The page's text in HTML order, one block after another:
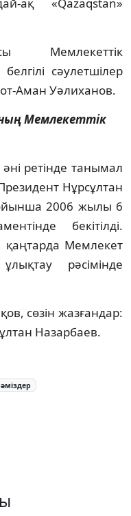
Мемлекеттік
сәулетшілер
Аман Уәлиханов.
Мемлекеттік
ретінде танымал
Нұрсұлтан
2006 жылы 6
бекітілді.
қаңтарда Мемлекет
рәсімінде
сөзін жазғандар:
Назарбаев.